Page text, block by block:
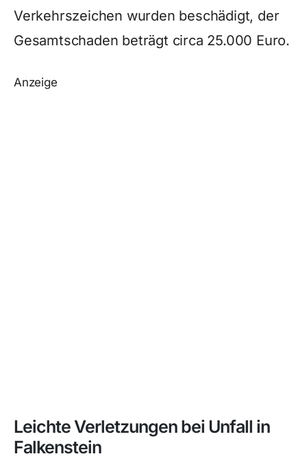
Verkehrszeichen wurden beschädigt, der
Gesamtschaden beträgt circa 25.000 Euro.
Anzeige
Leichte Verletzungen bei Unfall in
Falkenstein